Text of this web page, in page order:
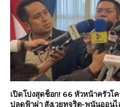
เปิดโปงสุดช็อก! 66 หัวหน้าครัวโ
ปลดฟ้าผ่า สังเวยทุจริต-พนันออน